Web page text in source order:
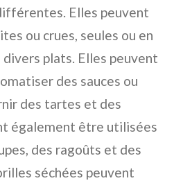
Elles peuvent
ou crues, seules ou en
plats. Elles peuvent
des sauces ou
des tartes et des
également être utilisées
des ragoûts et des
séchées peuvent